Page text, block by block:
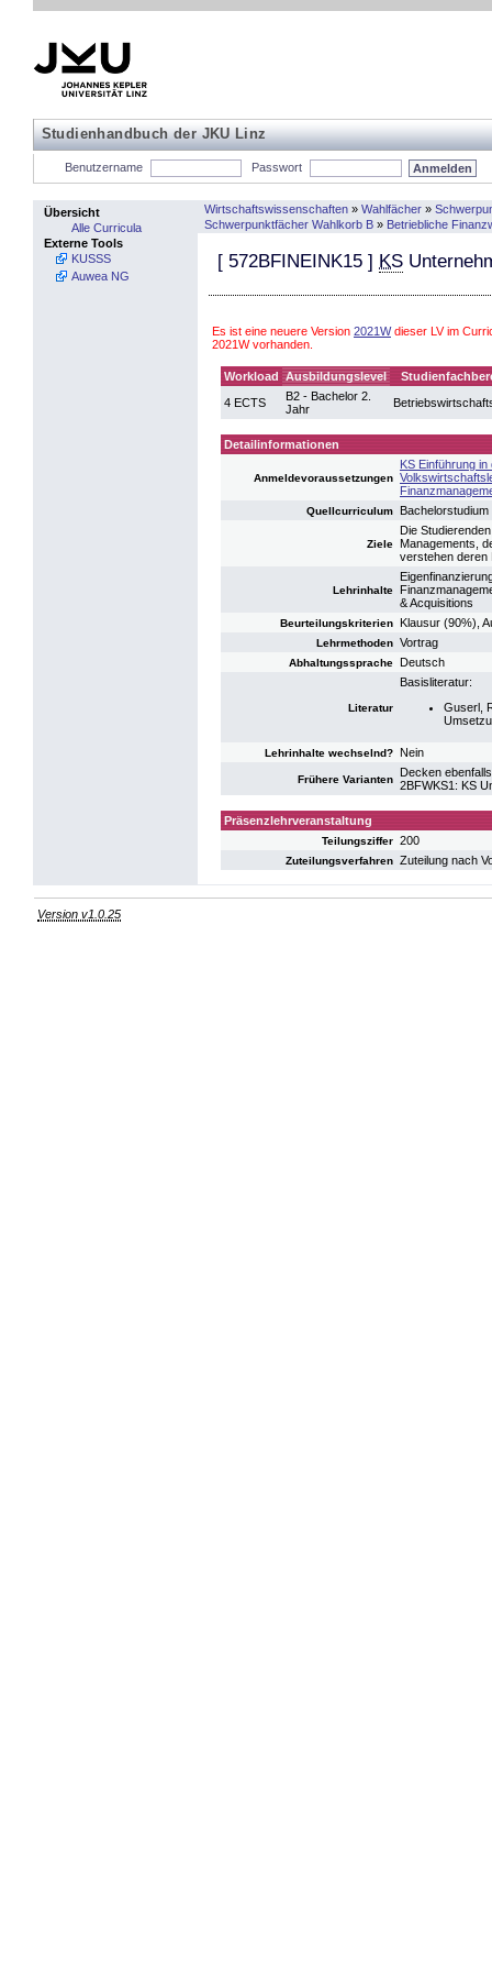
Studienhandbuch der JKU Linz
Benutzername Passwort
Übersicht
Alle Curricula
Externe Tools
KUSSS
Auwea NG
Wirtschaftswissenschaften » Wahlfächer »
Schwerpunktfächer Wahlkorb B » Betriebliche
[ 572BFINEINK15 ] KS
Es ist eine neuere Version 2021Wdieser LV im
2021W vorhanden.
Workload Ausbildungslevel
4 ECTS
B2 - Bachelor 2.
Jahr
Detailinformationen
Anmeldevoraussetzungen
KS Einführung
Quellcurriculum
Ziele
Die
Managements,
verstehen deren
Lehrinhalte
& Acquisitions
Beurteilungskriterien Klausur (90%),
Lehrmethoden Vortrag
Abhaltungssprache Deutsch
Literatur
Basisliteratur:
Guserl,
Lehrinhalte wechselnd? Nein
Frühere Varianten
Decken
2BFWKS1: KS
Präsenzlehrveranstaltung
Teilungsziffer 200
Zuteilungsverfahren Zuteilung nach
Version v1.0.25